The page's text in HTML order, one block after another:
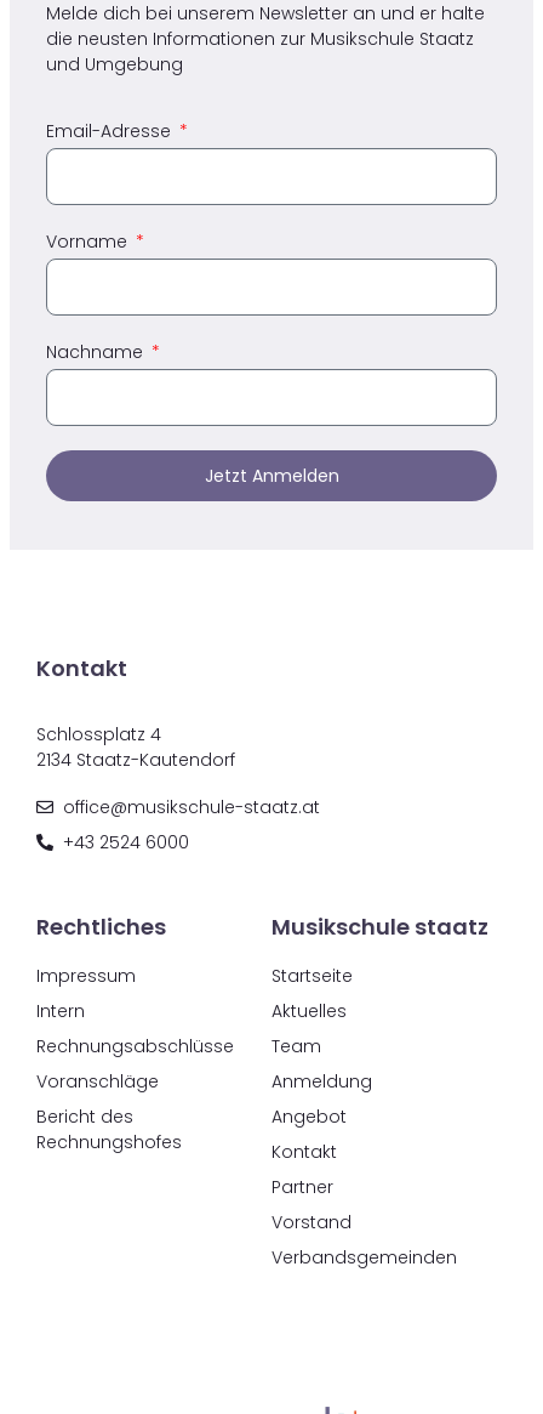
Melde dich bei unserem Newsletter an und er halte
die neusten Informationen zur Musikschule Staatz​
und Umgebung
Email-Adresse
Vorname
Nachname
Jetzt Anmelden
Musikschule staatz
Startseite
Aktuelles
Team
Anmeldung
Angebot
Kontakt
Partner
Vorstand
Verbandsgemeinden
Rechtliches
Impressum
Intern
Rechnungsabschlüsse
Voranschläge
Bericht des
Rechnungshofes
Kontakt
Schlossplatz 4
2134 Staatz-Kautendorf
office@musikschule-staatz.at
+43 2524 6000